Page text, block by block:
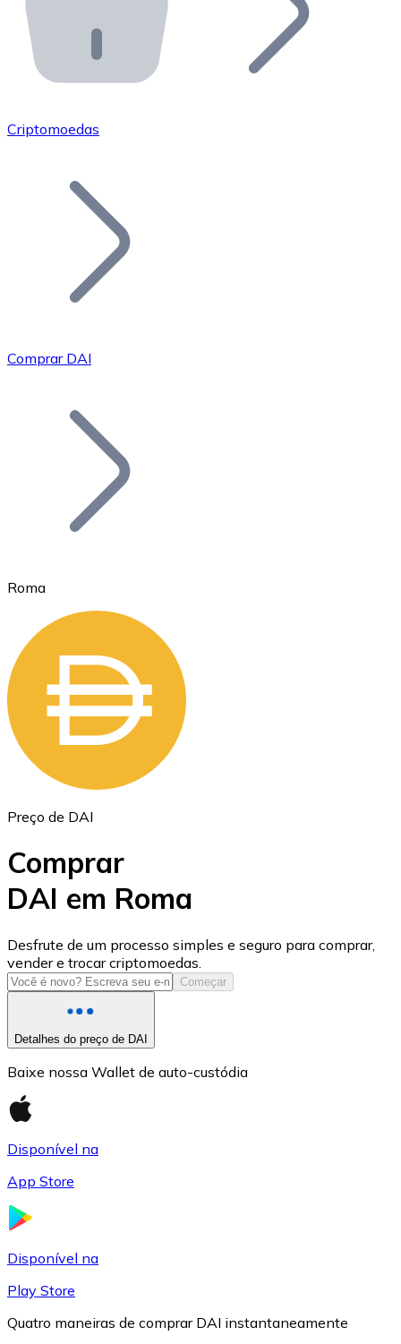
API Bitnovo
Integre nossa API no seu ecossistema.
Junte-se à nossa rede de revendedores e comercialize
Adicione o token do seu projeto ao nosso serviço de
Bitcoin
ETH
USD Coin
USDC
Criptomoedas
Comprar DAI
Roma
Preço de DAI
Comprar
DAI em Roma
Desfrute de um processo simples e seguro para comprar,
vender e trocar criptomoedas.
Começar
Detalhes do preço de DAI
Baixe nossa Wallet de auto-custódia
Disponível na
App Store
Disponível na
Play Store
Quatro maneiras de comprar DAI instantaneamente